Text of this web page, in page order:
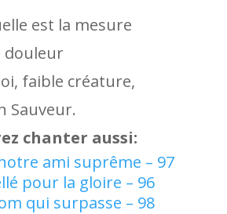
est la mesure
douleur
faible créature,
Sauveur.
chanter aussi:
ami suprême – 97
pour la gloire – 96
qui surpasse – 98